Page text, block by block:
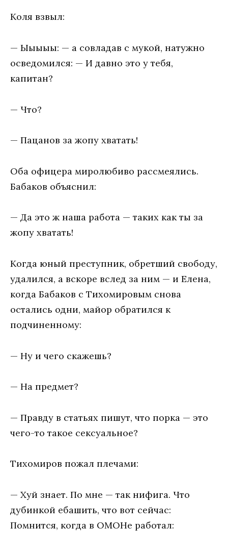
Коля взвыл:
— Ыыыыы: — а совладав с мукой, натужно
осведомился: — И давно это у тебя,
капитан?
— Что?
— Пацанов за жопу хватать!
Оба офицера миролюбиво рассмеялись.
Бабаков объяснил:
— Да это ж наша работа — таких как ты за
жопу хватать!
Когда юный преступник, обретший свободу,
удалился, а вскоре вслед за ним — и Елена,
когда Бабаков с Тихомировым снова
остались одни, майор обратился к
подчиненному:
— Ну и чего скажешь?
— На предмет?
— Правду в статьях пишут, что порка — это
чего-то такое сексуальное?
Тихомиров пожал плечами:
— Хуй знает. По мне — так нифига. Что
дубинкой ебашить, что вот сейчас:
Помнится, когда в ОМОНе работал: